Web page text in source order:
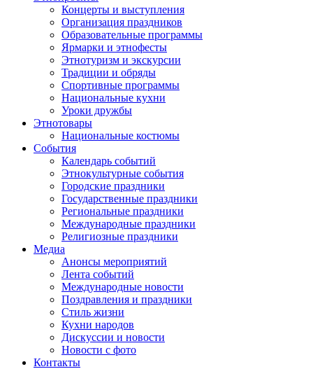
Концерты и выступления
Организация праздников
Образовательные программы
Ярмарки и этнофесты
Этнотуризм и экскурсии
Традиции и обряды
Спортивные программы
Национальные кухни
Уроки дружбы
Этнотовары
Национальные костюмы
События
Календарь событий
Этнокультурные события
Городские праздники
Государственные праздники
Региональные праздники
Международные праздники
Религиозные праздники
Медиа
Анонсы мероприятий
Лента событий
Международные новости
Поздравления и праздники
Cтиль жизни
Кухни народов
Дискуссии и новости
Новости с фото
Контакты